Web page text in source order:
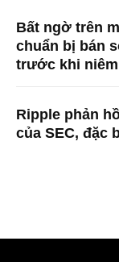
Bất ngờ trên
chuẩn bị bán
trước khi
Ripple phản
của SEC, đặc